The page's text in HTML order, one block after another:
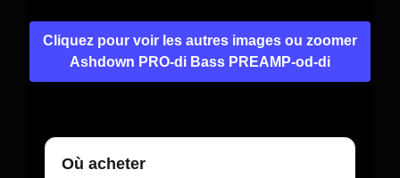
Cliquez pour voir les autres images ou zoomer
Ashdown PRO-di Bass PREAMP-od-di
Où acheter